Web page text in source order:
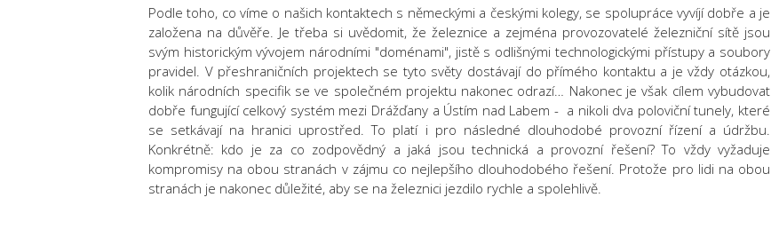
Podle toho, co víme o našich kontaktech s německými a českými kolegy, se spolupráce vyvíjí dobře a je
založena na důvěře. Je třeba si uvědomit, že železnice a zejména provozovatelé železniční sítě jsou
svým historickým vývojem národními "doménami", jistě s odlišnými technologickými přístupy a soubory
pravidel. V přeshraničních projektech se tyto světy dostávají do přímého kontaktu a je vždy otázkou,
kolik národních specifik se ve společném projektu nakonec odrazí… Nakonec je však cílem vybudovat
dobře fungující celkový systém mezi Drážďany a Ústím nad Labem - a nikoli dva poloviční tunely, které
se setkávají na hranici uprostřed. To platí i pro následné dlouhodobé provozní řízení a údržbu.
Konkrétně: kdo je za co zodpovědný a jaká jsou technická a provozní řešení? To vždy vyžaduje
kompromisy na obou stranách v zájmu co nejlepšího dlouhodobého řešení. Protože pro lidi na obou
stranách je nakonec důležité, aby se na železnici jezdilo rychle a spolehlivě.